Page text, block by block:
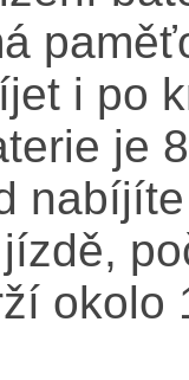
i po
je
okolo